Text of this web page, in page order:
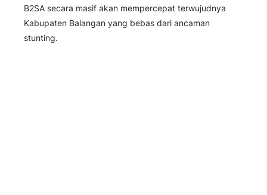
B2SA secara masif akan mempercepat terwujudnya
Kabupaten Balangan yang bebas dari ancaman
stunting.